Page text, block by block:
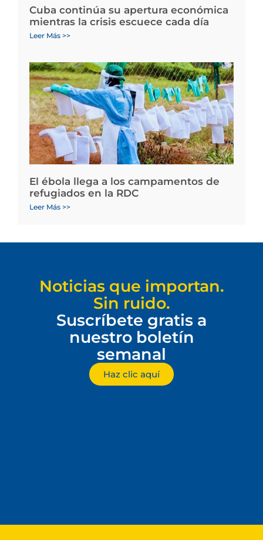
Cuba continúa su apertura económica
mientras la crisis escuece cada día
Leer Más >>
El ébola llega a los campamentos de
refugiados en la RDC
Leer Más >>
Noticias que importan.
Sin ruido.
Suscríbete gratis a
nuestro boletín
semanal
Haz clic aquí